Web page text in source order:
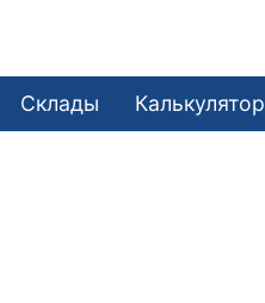
Склады Калькулятор